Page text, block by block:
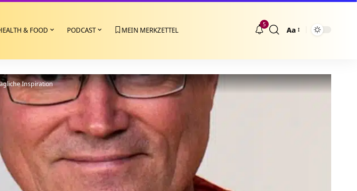
& FOOD PODCAST MEIN MERKZETTEL
5
Größenänderung
Aa
Inspiration